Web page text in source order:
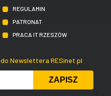
REGULAMIN
PATRONAT
PRACA IT RZESZÓW
Newslettera RESinet.pl